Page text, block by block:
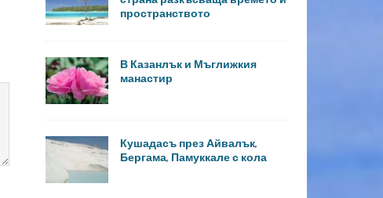
пространството
В Казанлък и Мъглижкия
манастир
Кушадасъ през Айвалък,
Бергама, Памуккале с кола